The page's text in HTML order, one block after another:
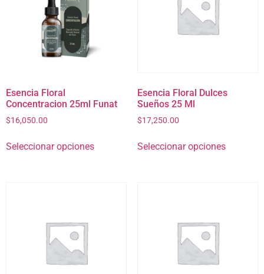
Esencia Floral
Concentracion 25ml Funat
$16,050.00
Seleccionar opciones
Esencia Floral Dulces
Sueños 25 Ml
$17,250.00
Seleccionar opciones